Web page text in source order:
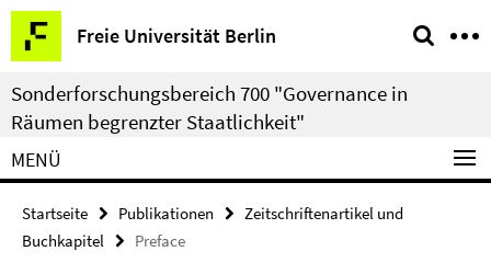
Springe
direkt
zu
Inhalt
Freie Universität Berlin
Service-
Navigation
Sonderforschungsbereich 700 "Governance in
Räumen begrenzter Staatlichkeit"
MENÜ
Startseite Publikationen
Zeitschriftenartikel und
Buchkapitel
Preface